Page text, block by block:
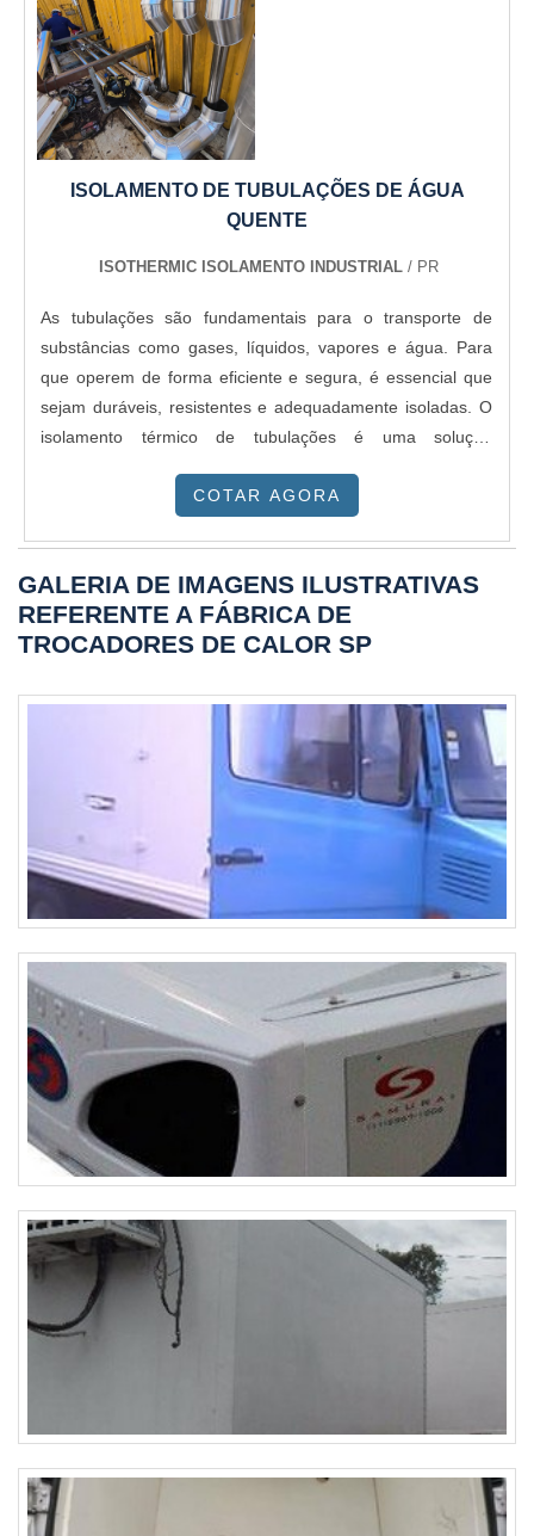
ISOLAMENTO DE TUBULAÇÕES DE ÁGUA
QUENTE
ISOTHERMIC ISOLAMENTO INDUSTRIAL/ PR
As tubulações são fundamentais para o transporte de
substâncias como gases, líquidos, vapores e água. Para
que operem de forma eficiente e segura, é essencial que
sejam duráveis, resistentes e adequadamente isoladas. O
isolamento térmico de tubulações é uma solução
às necessidades de cada aplicação.
COTAR AGORA
GALERIA DE IMAGENS ILUSTRATIVAS
REFERENTE A FÁBRICA DE
TROCADORES DE CALOR SP